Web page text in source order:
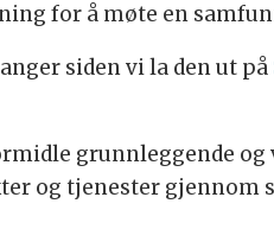
for å møte en
siden vi la den ut på
grunnleggende
og tjenester gjennom